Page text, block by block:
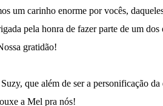
um carinho enorme por vocês,
pela honra de fazer parte de um dos
gratidão!
que além de ser a personificação
a Mel pra nós!